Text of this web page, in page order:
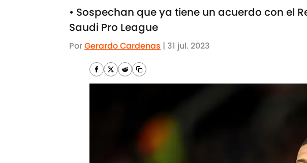
• Sospechan que ya tiene un acuerdo con el
Saudi Pro League
PorGerardo Cardenas | 31 jul. 2023